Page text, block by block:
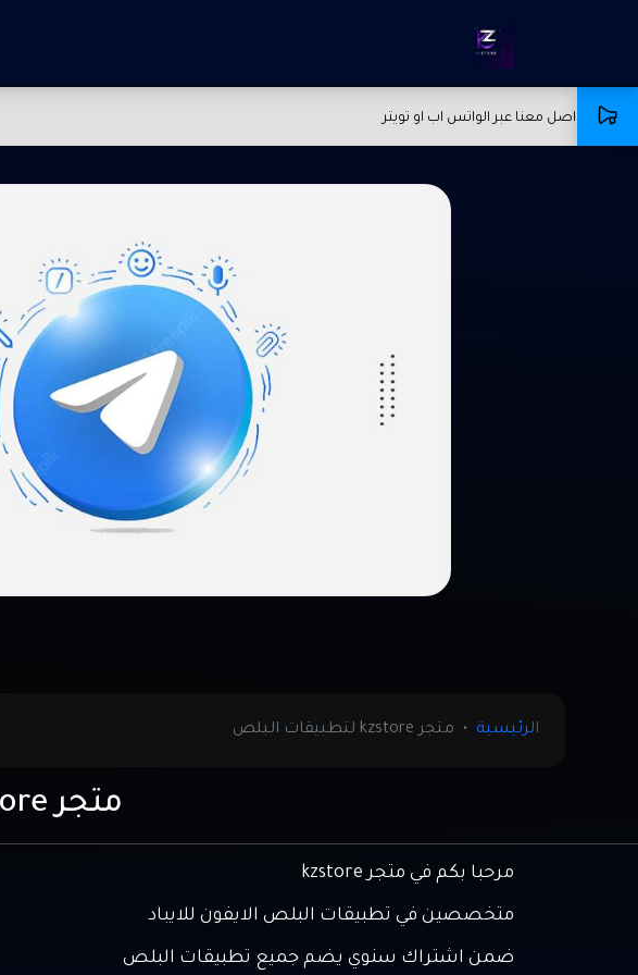
التواصل معنا عبر الواتس اب او تويتر
الرئيسية متجر kzstore لتطبيقات البلص
متجر kzstore لتطبيقات البلص
مرحبا بكم في متجر kzstore
متخصصين في تطبيقات البلص الايفون للايباد
ضمن اشتراك سنوي يضم جميع تطبيقات البلص